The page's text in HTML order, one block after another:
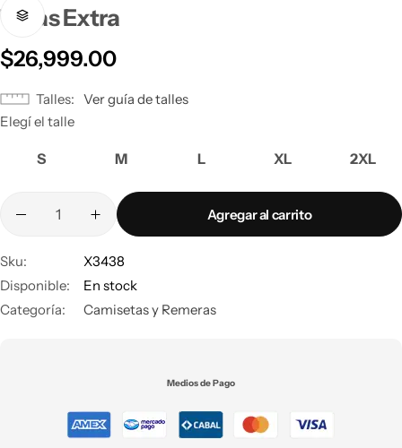
Tallas Extra
$26,999.00
Talles
Ver guía de talles
Elegí el talle
S M L XL 2XL
Agregar al carrito
Sku:
X3438
Disponible:
En stock
Categoría:
Camisetas y Remeras
Medios de Pago